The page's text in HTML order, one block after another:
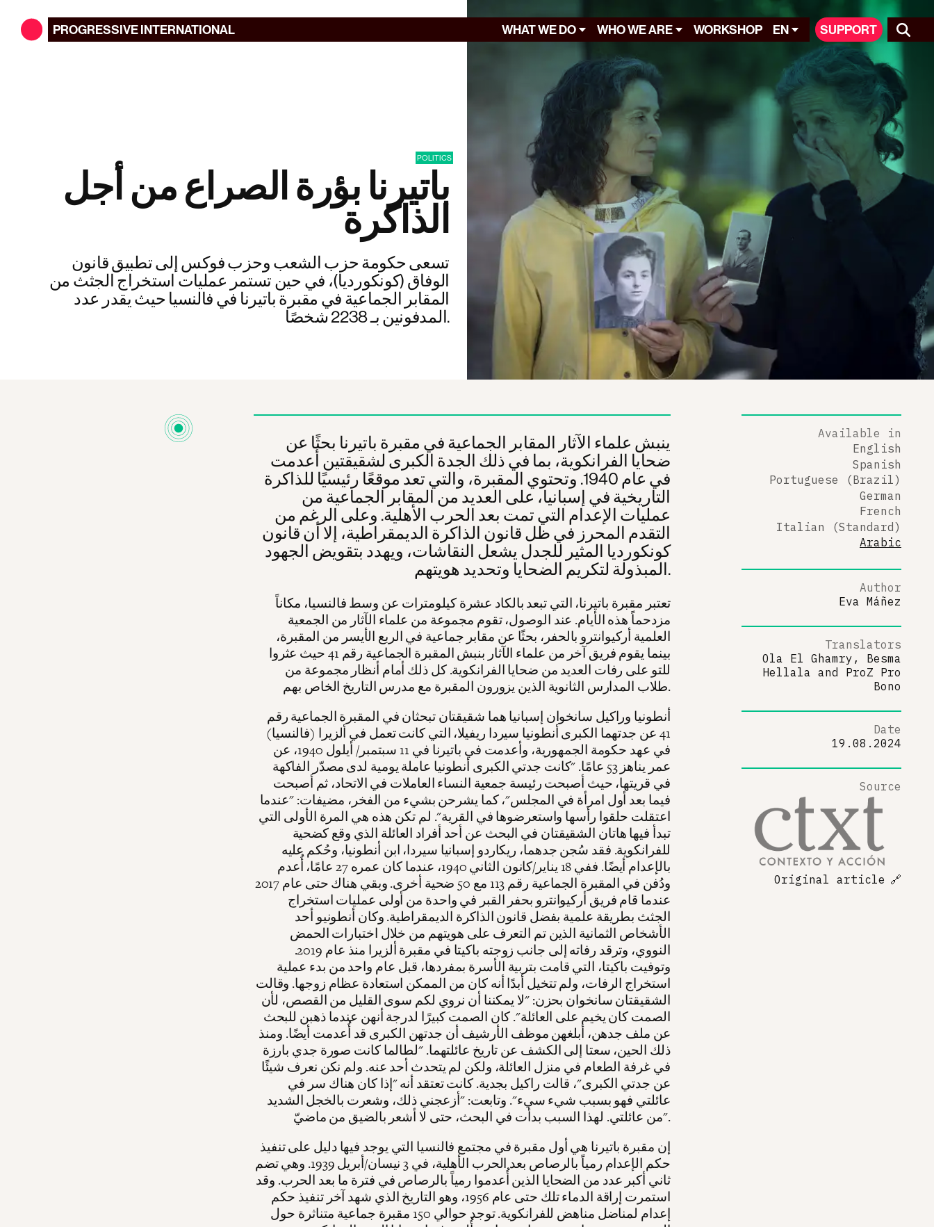
PROGRESSIVEINTERNATIONAL WHAT WE DO WHO WE ARE WORKSHOP EN SUPPORT
POLITICS
باتيرنا بؤرة الصراع من أجل
الذاكرة
تسعى حكومة حزب الشعب وحزب فوكس إلى تطبيق قانون
الوفاق (كونكورديا)، في حين تستمر عمليات استخراج الجثث من
المقابر الجماعية في مقبرة باتيرنا في فالنسيا حيث يقدر عدد
المدفونين بـ 2238 شخصًا.
ينبش علماء الآثار المقابر الجماعية في مقبرة باتيرنا بحثًا عن
ضحايا الفرانكوية، بما في ذلك الجدة الكبرى لشقيقتين أعدمت
في عام 1940. وتحتوي المقبرة، والتي تعد موقعًا رئيسيًا للذاكرة
التاريخية في إسبانيا، على العديد من المقابر الجماعية من
عمليات الإعدام التي تمت بعد الحرب الأهلية. وعلى الرغم من
التقدم المحرز في ظل قانون الذاكرة الديمقراطية، إلا أن قانون
كونكورديا المثير للجدل يشعل النقاشات، ويهدد بتقويض الجهود
المبذولة لتكريم الضحايا وتحديد هويتهم.
تعتبر مقبرة باتيرنا، التي تبعد بالكاد عشرة كيلومترات عن وسط فالنسيا، مكاناً
مزدحماً هذه الأيام. عند الوصول، تقوم مجموعة من علماء الآثار من الجمعية
العلمية أركيوانترو بالحفر، بحثًا عن مقابر جماعية في الربع الأيسر من المقبرة،
بينما يقوم فريق آخر من علماء الآثار بنبش المقبرة الجماعية رقم 41 حيث عثروا
للتو على رفات العديد من ضحايا الفرانكوية. كل ذلك أمام أنظار مجموعة من
طلاب المدارس الثانوية الذين يزورون المقبرة مع مدرس التاريخ الخاص بهم.
أنطونيا وراكيل سانخوان إسبانيا هما شقيقتان تبحثان في المقبرة الجماعية رقم
41 عن جدتهما الكبرى أنطونيا سيردا ريفيلا، التي كانت تعمل في ألزيرا (فالنسيا)
في عهد حكومة الجمهورية، وأعدمت في باتيرنا في 11 سبتمبر/ أيلول 1940، عن
عمر يناهز 53 عامًا. "كانت جدتي الكبرى أنطونيا عاملة يومية لدى مصدّر الفاكهة
في قريتها، حيث أصبحت رئيسة جمعية النساء العاملات في الاتحاد، ثم أصبحت
فيما بعد أول امرأة في المجلس"، كما يشرحن بشيء من الفخر، مضيفات: "عندما
اعتقلت حلقوا رأسها واستعرضوها في القرية". لم تكن هذه هي المرة الأولى التي
تبدأ فيها هاتان الشقيقتان في البحث عن أحد أفراد العائلة الذي وقع كضحية
للفرانكوية. فقد سُجن جدهما، ريكاردو إسبانيا سيردا، ابن أنطونيا، وحُكم عليه
بالإعدام أيضًا. ففي 18 يناير/كانون الثاني 1940، عندما كان عمره 27 عامًا، أُعدم
ودُفن في المقبرة الجماعية رقم 113 مع 50 ضحية أخرى. وبقي هناك حتى عام 2017
عندما قام فريق أركيوانترو بحفر القبر في واحدة من أولى عمليات استخراج
الجثث بطريقة علمية بفضل قانون الذاكرة الديمقراطية. وكان أنطونيو أحد
الأشخاص الثمانية الذين تم التعرف على هويتهم من خلال اختبارات الحمض
النووي، وترقد رفاته إلى جانب زوجته باكيتا في مقبرة ألزيرا منذ عام 2019.
وتوفيت باكيتا، التي قامت بتربية الأسرة بمفردها، قبل عام واحد من بدء عملية
استخراج الرفات، ولم تتخيل أبدًا أنه كان من الممكن استعادة عظام زوجها. وقالت
الشقيقتان سانخوان بحزن: "لا يمكننا أن نروي لكم سوى القليل من القصص، لأن
الصمت كان يخيم على العائلة". كان الصمت كبيرًا لدرجة أنهن عندما ذهبن للبحث
عن ملف جدهن، أبلغهن موظف الأرشيف أن جدتهن الكبرى قد أُعدمت أيضًا. ومنذ
ذلك الحين، سعتا إلى الكشف عن تاريخ عائلتهما. "لطالما كانت صورة جدي بارزة
في غرفة الطعام في منزل العائلة، ولكن لم يتحدث أحد عنه. ولم نكن نعرف شيئًا
عن جدتي الكبرى"، قالت راكيل بجدية. كانت تعتقد أنه "إذا كان هناك سر في
عائلتي فهو بسبب شيء سيء". وتابعت: "أزعجني ذلك، وشعرت بالخجل الشديد
من عائلتي. لهذا السبب بدأت في البحث، حتى لا أشعر بالضيق من ماضيّ".
إن مقبرة باتيرنا هي أول مقبرة في مجتمع فالنسيا التي يوجد فيها دليل على تنفيذ
حكم الإعدام رمياً بالرصاص بعد الحرب الأهلية، في 3 نيسان/أبريل 1939. وهي تضم
ثاني أكبر عدد من الضحايا الذين أُعدموا رمياً بالرصاص في فترة ما بعد الحرب. وقد
استمرت إراقة الدماء تلك حتى عام 1956، وهو التاريخ الذي شهد آخر تنفيذ حكم
إعدام لمناضل مناهض للفرانكوية. توجد حوالي 150 مقبرة جماعية متناثرة حول
Available in
English
Spanish
Portuguese (Brazil)
German
French
Italian (Standard)
Arabic
Author
Eva Máñez
Translators
Ola El Ghamry, Besma
Hellala and ProZ Pro
Bono
Date
19.08.2024
Source
Original article 🔗